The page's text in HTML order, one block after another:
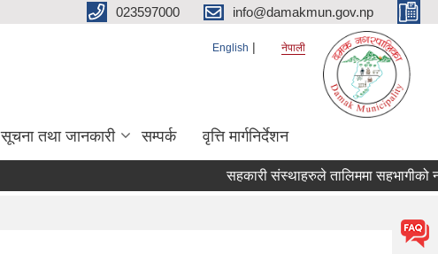
023597000 info@damakmun.gov.np
English नेपाली
सूचना तथा जानकारी सम्पर्क वृत्ति मार्गनिर्देशन
सहकारी संस्थाहरुले तालिममा सहभागीको नाम